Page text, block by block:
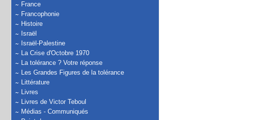
France
Francophonie
Histoire
Israël
Israël-Palestine
La Crise d'Octobre 1970
La tolérance ? Votre réponse
Les Grandes Figures de la tolérance
Littérature
Livres
Livres de Victor Teboul
Médias - Communiqués